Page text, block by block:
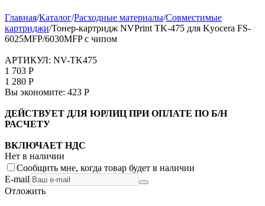
Главная/Каталог/Расходные материалы/Совместимые
картриджи/Тонер-картридж NVPrint TK-475 для Kyocera FS-
6025MFP/6030MFP с чипом
АРТИКУЛ: NV-TK475
1 703 Р
1 280 Р
Вы экономите: 423 Р
ДЕЙСТВУЕТ ДЛЯ ЮРЛИЦ ПРИ ОПЛАТЕ ПО Б/Н
РАСЧЕТУ
ВКЛЮЧАЕТ НДС
Нет в наличии
Сообщить мне, когда товар будет в наличии
E-mail
Отложить